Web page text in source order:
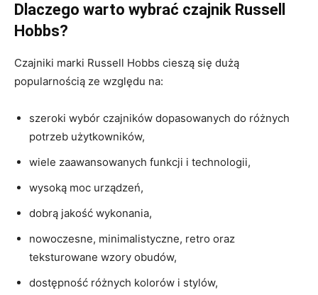
Dlaczego warto wybrać czajnik Russell
Hobbs?
Czajniki marki Russell Hobbs cieszą się dużą
popularnością ze względu na:
szeroki wybór czajników dopasowanych do różnych
potrzeb użytkowników,
wiele zaawansowanych funkcji i technologii,
wysoką moc urządzeń,
dobrą jakość wykonania,
nowoczesne, minimalistyczne, retro oraz
teksturowane wzory obudów,
dostępność różnych kolorów i stylów,